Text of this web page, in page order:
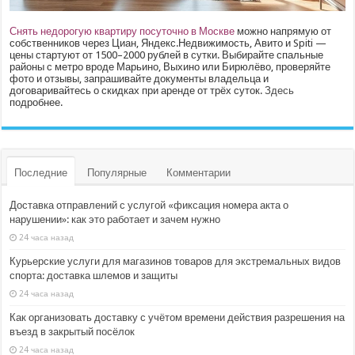
Снять недорогую квартиру посуточно в Москве можно напрямую от
собственников через Циан, Яндекс.Недвижимость, Авито и Spiti —
цены стартуют от 1500–2000 рублей в сутки. Выбирайте спальные
районы с метро вроде Марьино, Выхино или Бирюлёво, проверяйте
фото и отзывы, запрашивайте документы владельца и
договаривайтесь о скидках при аренде от трёх суток.Здесь
подробнее.
Последние Популярные Комментарии
Доставка отправлений с услугой «фиксация номера акта о
нарушении»: как это работает и зачем нужно
24 часа назад
Курьерские услуги для магазинов товаров для экстремальных видов
спорта: доставка шлемов и защиты
24 часа назад
Как организовать доставку с учётом времени действия разрешения на
въезд в закрытый посёлок
24 часа назад